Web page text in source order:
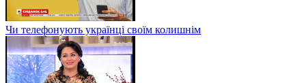
Чи телефонують українці своїм колишнім